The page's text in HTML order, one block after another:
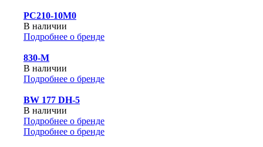
PC210-10M0
В наличии
Подробнее о бренде
830-М
В наличии
Подробнее о бренде
BW 177 DH-5
В наличии
Подробнее о бренде
Подробнее о бренде